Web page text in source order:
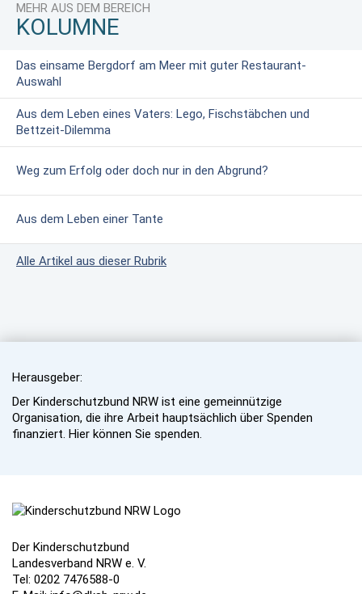
MEHR AUS DEM BEREICH
KOLUMNE
Das einsame Bergdorf am Meer mit guter Restaurant-
Auswahl
Aus dem Leben eines Vaters: Lego, Fischstäbchen und
Bettzeit-Dilemma
Weg zum Erfolg oder doch nur in den Abgrund?
Aus dem Leben einer Tante
Alle Artikel aus dieser Rubrik
Herausgeber:
Der Kinderschutzbund NRW ist eine gemeinnützige
Organisation, die ihre Arbeit hauptsächlich über Spenden
finanziert. Hier können Sie spenden.
Der Kinderschutzbund
Landesverband NRW e. V.
Tel: 0202 7476588-0